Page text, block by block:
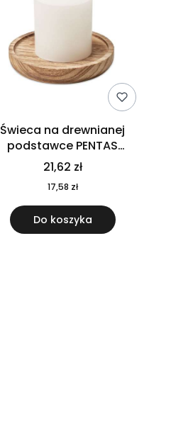
Świeca na drewnianej
podstawce PENTAS
MO6282-40
21,62 zł
17,58 zł
Do koszyka